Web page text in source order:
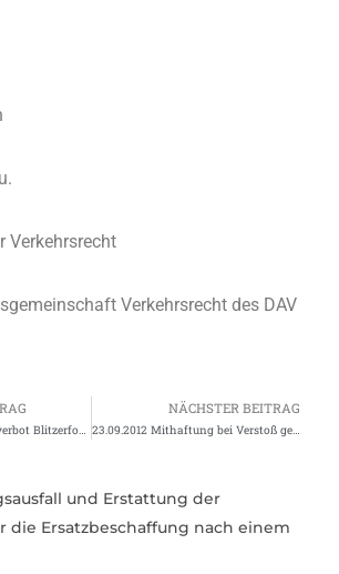
Verkehrsrecht
Verkehrsrecht des DAV
NÄCHSTER BEITRAG
23.09.2012 Mithaftung bei Verstoß gegen Anschnallpflicht
und Erstattung der
die Ersatzbeschaffung nach einem